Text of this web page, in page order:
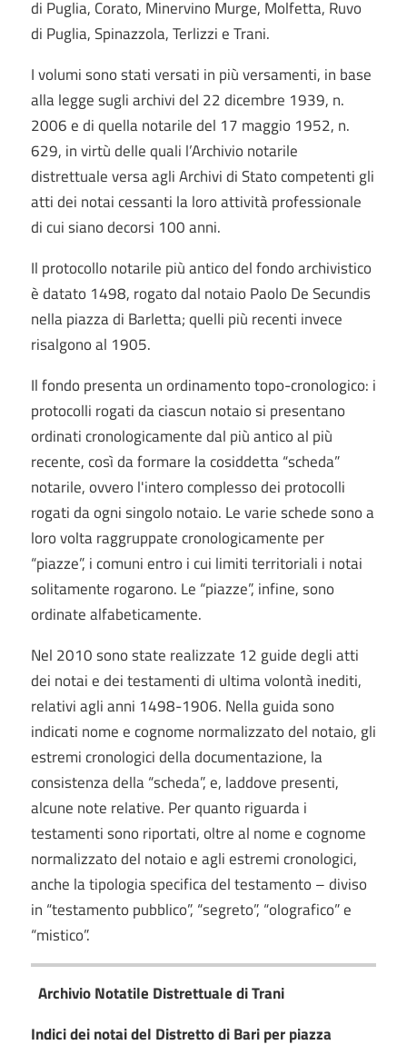
di Puglia, Corato, Minervino Murge, Molfetta, Ruvo
di Puglia, Spinazzola, Terlizzi e Trani.
I volumi sono stati versati in più versamenti, in base
alla legge sugli archivi del 22 dicembre 1939, n.
2006 e di quella notarile del 17 maggio 1952, n.
629, in virtù delle quali l’Archivio notarile
distrettuale versa agli Archivi di Stato competenti gli
atti dei notai cessanti la loro attività professionale
di cui siano decorsi 100 anni.
Il protocollo notarile più antico del fondo archivistico
è datato 1498, rogato dal notaio Paolo De Secundis
nella piazza di Barletta; quelli più recenti invece
risalgono al 1905.
Il fondo presenta un ordinamento topo-cronologico: i
protocolli rogati da ciascun notaio si presentano
ordinati cronologicamente dal più antico al più
recente, così da formare la cosiddetta “scheda”
notarile, ovvero l'intero complesso dei protocolli
rogati da ogni singolo notaio. Le varie schede sono a
loro volta raggruppate cronologicamente per
“piazze”, i comuni entro i cui limiti territoriali i notai
solitamente rogarono. Le “piazze”, infine, sono
ordinate alfabeticamente.
Nel 2010 sono state realizzate 12 guide degli atti
dei notai e dei testamenti di ultima volontà inediti,
relativi agli anni 1498-1906. Nella guida sono
indicati nome e cognome normalizzato del notaio, gli
estremi cronologici della documentazione, la
consistenza della “scheda”, e, laddove presenti,
alcune note relative. Per quanto riguarda i
testamenti sono riportati, oltre al nome e cognome
normalizzato del notaio e agli estremi cronologici,
anche la tipologia specifica del testamento – diviso
in “testamento pubblico”, “segreto”, “olografico” e
“mistico”.
Archivio Notatile Distrettuale di Trani
Indici dei notai del Distretto di Bari per piazza